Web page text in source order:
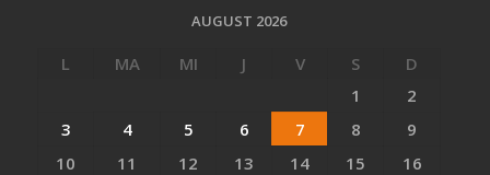
AUGUST 2026
L MA MI J V S
D
1
2
3
4 5 6 7 8
9
10
11 12 13 14 15
16